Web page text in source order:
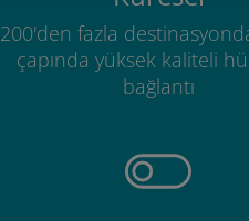
200'den fazla
çapında yüksek kaliteli
bağlantı